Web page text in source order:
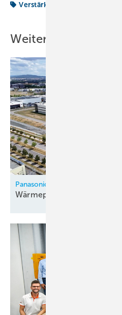
Verstärkung
Weitere Inhalte
Panasonic
Wärmepumpenfabrik in